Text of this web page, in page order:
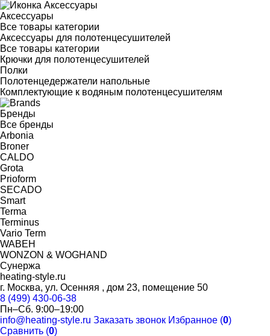
Аксессуары
Все товары категории
Аксессуары для полотенцесушителей
Все товары категории
Крючки для полотенцесушителей
Полки
Полотенцедержатели напольные
Комплектующие к водяным полотенцесушителям
Бренды
Все бренды
Arbonia
Broner
CALDO
Grota
Prioform
SECADO
Smart
Terma
Terminus
Vario Term
WABEH
WONZON & WOGHAND
Сунержа
heating-style.ru
г. Москва, ул. Осенняя , дом 23, помещение 50
8 (499) 430-06-38
Пн–Сб. 9:00–19:00
info@heating-style.ru Заказать звонок Избранное (0)
Сравнить (0)